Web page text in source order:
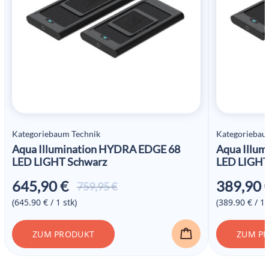
Kategoriebaum Technik
Aqua Illumination HYDRA EDGE 68
LED LIGHT Schwarz
759,95€Ursprünglicher
645,90€
Aktueller
(645.90 € / 1 stk)
ZUM PRODUKT
Aqua
LED
389,90
(389.90 € / 1
ZUM